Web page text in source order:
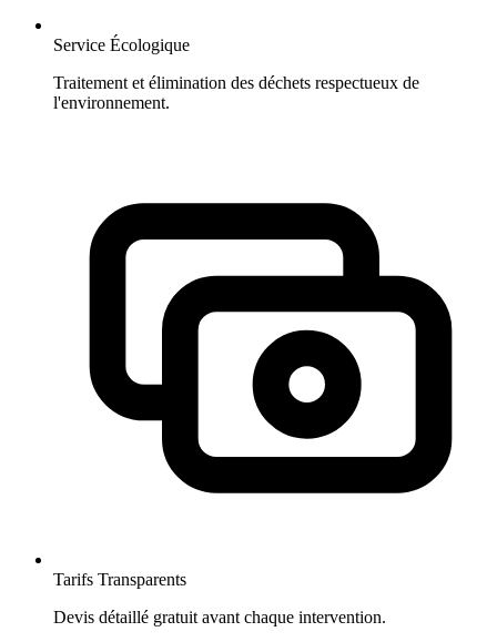
Service Écologique
Traitement et élimination des déchets respectueux de
l'environnement.
Tarifs Transparents
Devis détaillé gratuit avant chaque intervention.